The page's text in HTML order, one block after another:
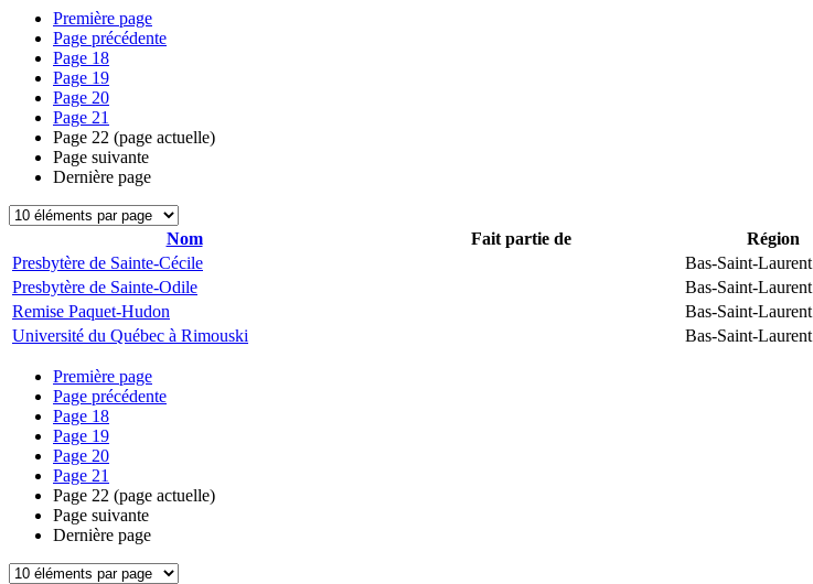
Première page
Page précédente
Page 18
Page 19
Page 20
Page 21
Page 22 (page actuelle)
Page suivante
Dernière page
Nom Fait partie de Région
Presbytère de Sainte-Cécile
Bas-Saint-Laurent
Presbytère de Sainte-Odile
Bas-Saint-Laurent
Remise Paquet-Hudon
Bas-Saint-Laurent
Université du Québec à Rimouski
Bas-Saint-Laurent
Première page
Page précédente
Page 18
Page 19
Page 20
Page 21
Page 22 (page actuelle)
Page suivante
Dernière page